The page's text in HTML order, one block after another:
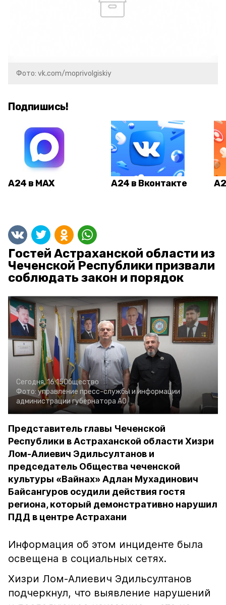
Фото: vk.com/moprivolgiskiy
Подпишись!
А24 в MAX А24 в Вконтакте
Гостей Астраханской области из
Чеченской Республики призвали
соблюдать закон и порядок
Сегодня, 16:15Общество
Фото: управление пресс-службы и информации
администрации губернатора АО
Представитель главы Чеченской
Республики в Астраханской области Хизри
Лом-Алиевич Эдильсултанов и
председатель Общества чеченской
культуры «Вайнах» Адлан Мухадинович
Байсангуров осудили действия гостя
региона, который демонстративно нарушил
ПДД в центре Астрахани
Информация об этом инциденте была
освещена в социальных сетях.
Хизри Лом-Алиевич Эдильсултанов
подчеркнул, что выявление нарушений